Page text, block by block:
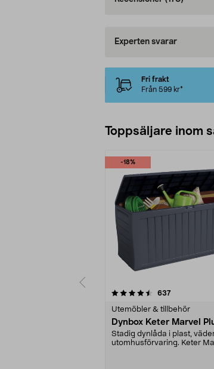
Experten svarar
Fri frakt
Från 599 kr*
Toppsäljare inom
-18%
637recensioner
Utemöbler & tillbehör
Dynbox Keter Marvel
Stadig dynlåda i plast,
utomhusförvaring. Keter
4.5 av 5 stjärnor